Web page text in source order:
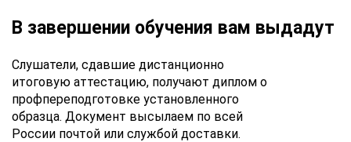
В завершении обучения вам выдадут
Слушатели, сдавшие дистанционно
итоговую аттестацию, получают диплом о
профпереподготовке установленного
образца. Документ высылаем по всей
России почтой или службой доставки.